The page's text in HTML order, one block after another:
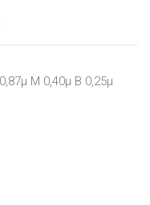
Μ 0,40μ Β 0,25μ